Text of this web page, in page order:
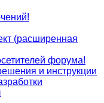
(расширенная
форума!
и инструкции